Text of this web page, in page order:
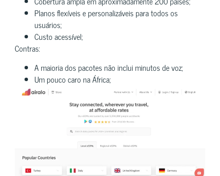
Planos flexíveis e personalizáveis para todos os
usuários;
Custo acessível;
Contras:
A maioria dos pacotes não inclui minutos de voz;
Um pouco caro na África;